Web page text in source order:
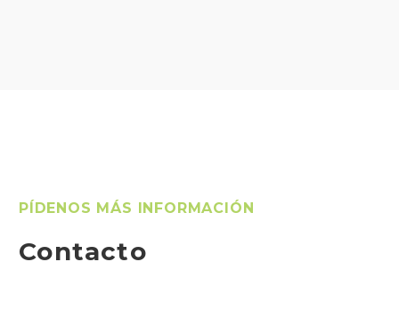
PÍDENOS MÁS INFORMACIÓN
Contacto